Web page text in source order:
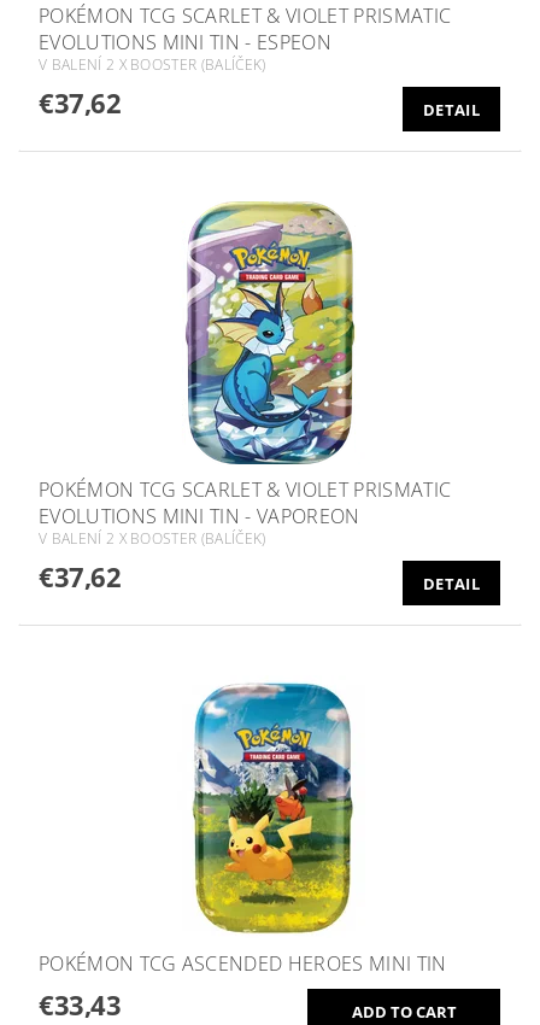
POKÉMON TCG SCARLET & VIOLET PRISMATIC
EVOLUTIONS MINI TIN - ESPEON
V BALENÍ 2 X BOOSTER (BALÍČEK)
€37,62 DETAIL
POKÉMON TCG SCARLET & VIOLET PRISMATIC
EVOLUTIONS MINI TIN - VAPOREON
V BALENÍ 2 X BOOSTER (BALÍČEK)
€37,62 DETAIL
POKÉMON TCG ASCENDED HEROES MINI TIN
€33,43